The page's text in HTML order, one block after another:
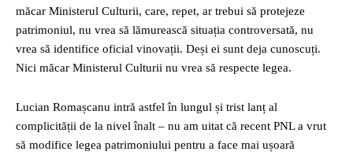
măcar Ministerul Culturii, care, repet, ar trebui să protejeze
patrimoniul, nu vrea să lămurească situația controversată, nu
vrea să identifice oficial vinovații. Deși ei sunt deja cunoscuți.
Nici măcar Ministerul Culturii nu vrea să respecte legea.
Lucian Romașcanu intră astfel în lungul și trist lanț al
complicității de la nivel înalt – nu am uitat că recent PNL a vrut
să modifice legea patrimoniului pentru a face mai ușoară